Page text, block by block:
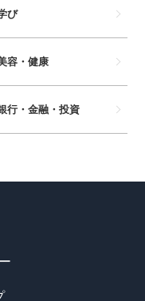
び
容・健康
行・金融・投資